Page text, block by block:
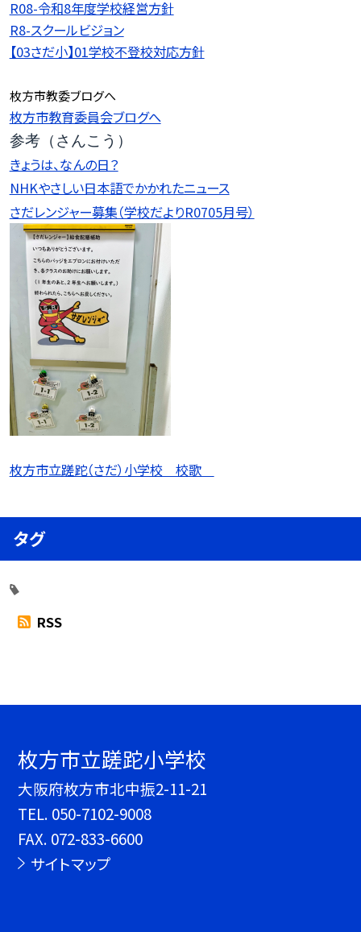
R08-令和8年度学校経営方針
R8-スクールビジョン
【03さだ小】01学校不登校対応方針
枚方市教委ブログへ
枚方市教育委員会ブログへ
参考（さんこう）
きょうは、なんの日？
NHKやさしい日本語でかかれたニュース
さだレンジャー募集（学校だよりR0705月号）
枚方市立蹉跎（さだ）小学校 校歌
タグ
RSS
枚方市立蹉跎小学校
大阪府枚方市北中振2-11-21
TEL. 050-7102-9008
FAX. 072-833-6600
サイトマップ